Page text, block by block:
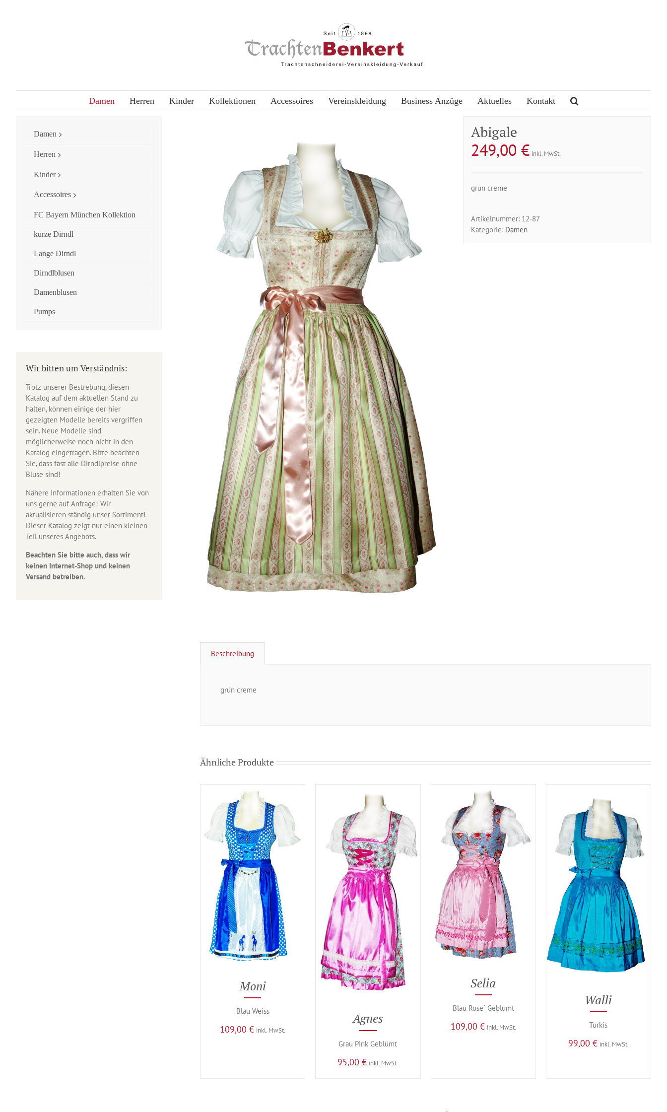
Damen Herren Kinder Kollektionen Accessoires Vereinskleidung Business Anzüge Aktuelles Kontakt
Abigale
249,00€ inkl. MwSt.
grün creme
Artikelnummer: 12-87
Kategorie: Damen
Beschreibung
grün creme
Ähnliche Produkte
Moni
Blau Weiss
109,00€ inkl. MwSt.
Agnes
Grau Pink Geblümt
95,00€ inkl. MwSt.
Selia
Blau Rose´ Geblümt
109,00 € inkl. MwSt.
Walli
Türkis
99,00 € inkl. MwSt.
Damen
Herren
Kinder
Accessoires
FC Bayern München Kollektion
kurze Dirndl
Lange Dirndl
Dirndlblusen
Damenblusen
Pumps
Wir bitten um Verständnis:
Trotz unserer Bestrebung, diesen
Katalog auf dem aktuellen Stand zu
halten, können einige der hier
gezeigten Modelle bereits vergriffen
sein. Neue Modelle sind
möglicherweise noch nicht in den
Katalog eingetragen. Bitte beachten
Sie, dass fast alle Dirndlpreise ohne
Bluse sind!
Nähere Informationen erhalten Sie von
uns gerne auf Anfrage! Wir
aktualisieren ständig unser Sortiment!
Dieser Katalog zeigt nur einen kleinen
Teil unseres Angebots.
Beachten Sie bitte auch, dass wir
keinen Internet-Shop und keinen
Versand betreiben.